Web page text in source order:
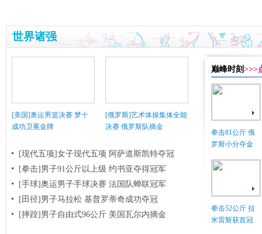
世界诸强
[美国]奥运男篮决赛 梦十
成功卫冕金牌
[俄罗斯]艺术体操集体全能
决赛 俄罗斯队摘金
[现代五项]女子现代五项 阿萨道斯凯特夺冠
[拳击]男子91公斤以上级 约书亚夺得冠军
[手球]奥运男子手球决赛 法国队蝉联冠军
[田径]男子马拉松 基普罗蒂奇成功夺冠
[摔跤]男子自由式96公斤 美国瓦尔内摘金
巅峰时刻>>>
拳击81公斤 俄
罗斯小分夺金
拳击52公斤 拉
米雷斯获首冠